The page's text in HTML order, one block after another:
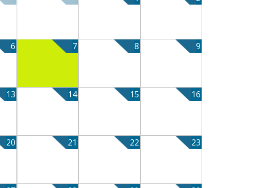
6 7 8 9
13 14 15 16
20 21 22 23